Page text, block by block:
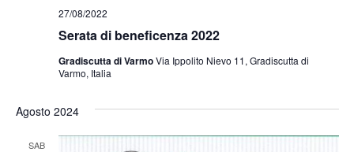
Serata di beneficenza 2022
27/08/2022
Gradiscutta di VarmoVia Ippolito Nievo 11, Gradiscutta di
Varmo, Italia
Agosto 2024
SAB